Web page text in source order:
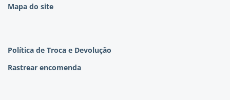
Mapa do site
Política de Troca e Devolução
Rastrear encomenda